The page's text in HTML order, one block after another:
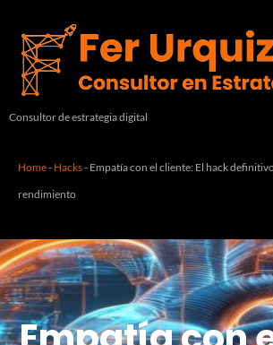
Consultor de estrategia digital
Home- Hacks- Empatía con el cliente: El hack
rendimiento